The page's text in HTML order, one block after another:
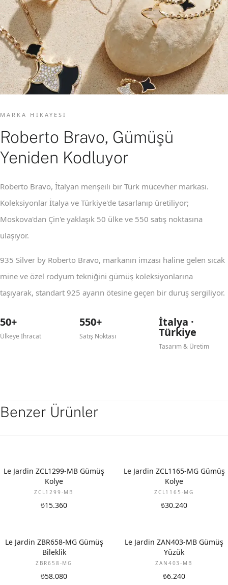
MARKA HIKAYESI
Roberto Bravo, Gümüşü
Yeniden Kodluyor
Roberto Bravo, İtalyan menşeili bir Türk mücevher markası.
Koleksiyonlar İtalya ve Türkiye'de tasarlanıp üretiliyor;
Moskova'dan Çin'e yaklaşık 50 ülke ve 550 satış noktasına
ulaşıyor.
935 Silver by Roberto Bravo, markanın imzası haline gelen sıcak
mine ve özel rodyum tekniğini gümüş koleksiyonlarına
taşıyarak, standart 925 ayarın ötesine geçen bir duruş sergiliyor.
50+
Ülkeye İhracat
550+
Satış Noktası
İtalya ·
Türkiye
Tasarım & Üretim
Benzer Ürünler
Le Jardin ZCL1299-MB Gümüş
Kolye
ZCL1299-MB
₺15.360
Le Jardin ZCL1165-MG Gümüş
Kolye
ZCL1165-MG
₺30.240
Le Jardin ZBR658-MG Gümüş
Bileklik
ZBR658-MG
₺58.080
Le Jardin ZAN403-MB Gümüş
Yüzük
ZAN403-MB
₺6.240